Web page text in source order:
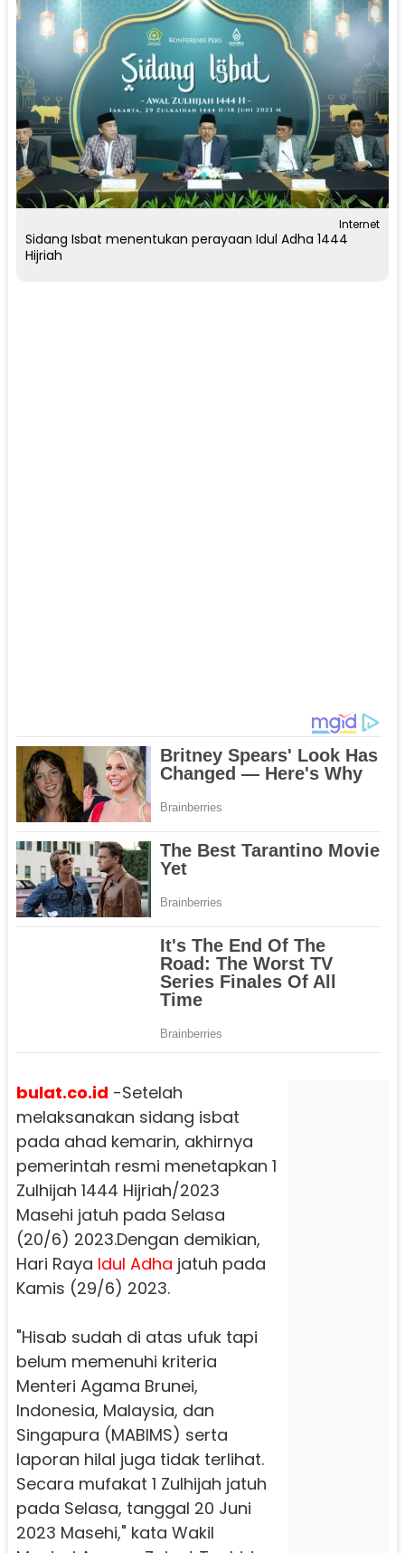
Internet
Sidang Isbat menentukan perayaan Idul Adha 1444
Hijriah
bulat.co.id -Setelah
melaksanakan sidang isbat
pada ahad kemarin, akhirnya
pemerintah resmi menetapkan 1
Zulhijah 1444 Hijriah/2023
Masehi jatuh pada Selasa
(20/6) 2023.Dengan demikian,
Hari Raya Idul Adha jatuh pada
Kamis (29/6) 2023.
"Hisab sudah di atas ufuk tapi
belum memenuhi kriteria
Menteri Agama Brunei,
Indonesia, Malaysia, dan
Singapura (MABIMS) serta
laporan hilal juga tidak terlihat.
Secara mufakat 1 Zulhijah jatuh
pada Selasa, tanggal 20 Juni
2023 Masehi," kata Wakil